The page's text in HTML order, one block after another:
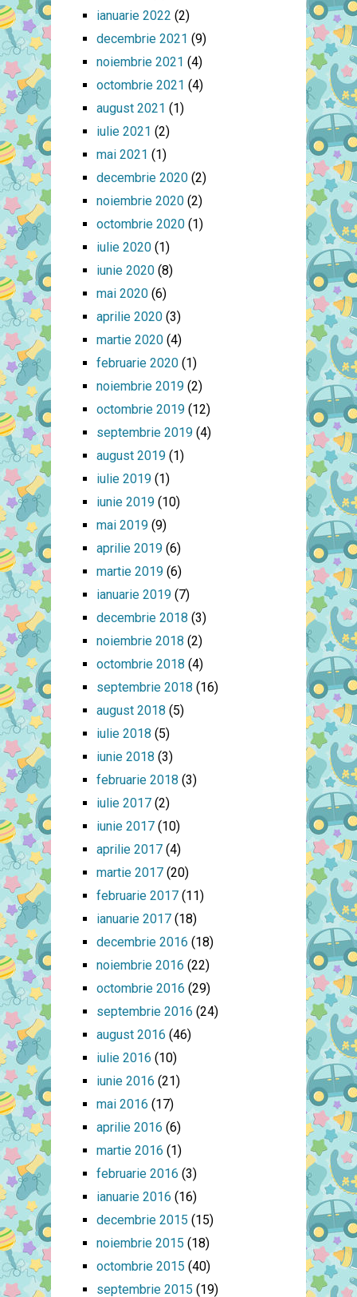
ianuarie 2022 (2)
decembrie 2021 (9)
noiembrie 2021 (4)
octombrie 2021 (4)
august 2021 (1)
iulie 2021 (2)
mai 2021 (1)
decembrie 2020(2)
noiembrie 2020(2)
octombrie 2020(1)
iulie 2020(1)
iunie 2020(8)
mai 2020(6)
aprilie 2020(3)
martie 2020(4)
februarie 2020(1)
noiembrie 2019(2)
octombrie 2019(12)
septembrie 2019(4)
august 2019(1)
iulie 2019(1)
iunie 2019(10)
mai 2019(9)
aprilie 2019(6)
martie 2019(6)
ianuarie 2019(7)
decembrie 2018 (3)
noiembrie 2018 (2)
octombrie 2018 (4)
septembrie 2018 (16)
august 2018 (5)
iulie 2018 (5)
iunie 2018 (3)
februarie 2018 (3)
iulie 2017(2)
iunie 2017(10)
aprilie 2017(4)
martie 2017(20)
februarie 2017(11)
ianuarie 2017(18)
decembrie 2016 (18)
noiembrie 2016 (22)
octombrie 2016 (29)
septembrie 2016 (24)
august 2016 (46)
iulie 2016 (10)
iunie 2016 (21)
mai 2016 (17)
aprilie 2016 (6)
martie 2016 (1)
februarie 2016 (3)
ianuarie 2016 (16)
decembrie 2015 (15)
noiembrie 2015 (18)
octombrie 2015 (40)
septembrie 2015 (19)